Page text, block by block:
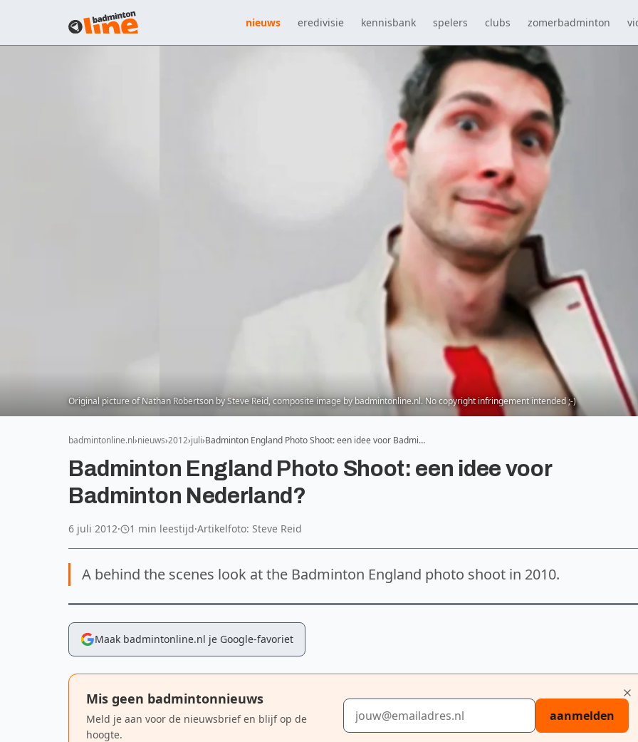
nieuws eredivisie kennisbank spelers clubs zomerbadminton
Original picture of Nathan Robertson by Steve Reid, composite image by badmintonline.nl. No copyright infringement intended ;-)
badmintonline.nl nieuws 2012 juli Badminton England Photo Shoot: een idee voor Badmi…
Badminton England Photo Shoot: een idee voor
Badminton Nederland?
6 juli 2012· 1 min leestijd·Artikelfoto: Steve Reid
A behind the scenes look at the Badminton England photo shoot in 2010.
Maak badmintonline.nl je Google-favoriet
Mis geen badmintonnieuws
Meld je aan voor de nieuwsbrief en blijf op de
hoogte.
E-mailadres
aanmelden